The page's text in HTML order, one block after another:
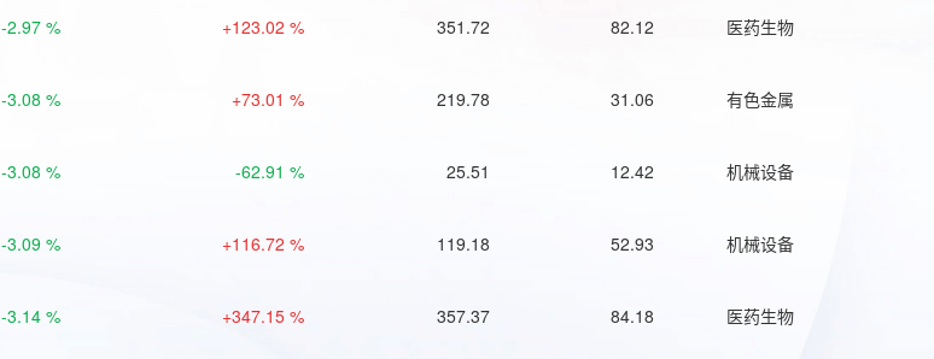
-2.97 % +123.02 % 351.72 82.12 医药生物
-3.08 % +73.01 % 219.78 31.06 有色金属
-3.08 % -62.91 % 25.51 12.42 机械设备
-3.09 % +116.72 % 119.18 52.93 机械设备
-3.14 % +347.15 % 357.37 84.18 医药生物